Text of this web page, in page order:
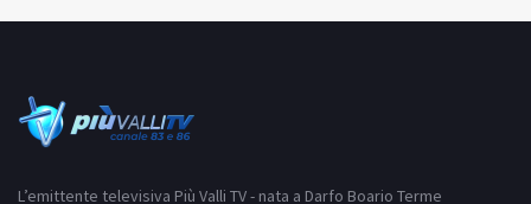
L’emittente televisiva Più Valli TV - nata a Darfo Boario Terme